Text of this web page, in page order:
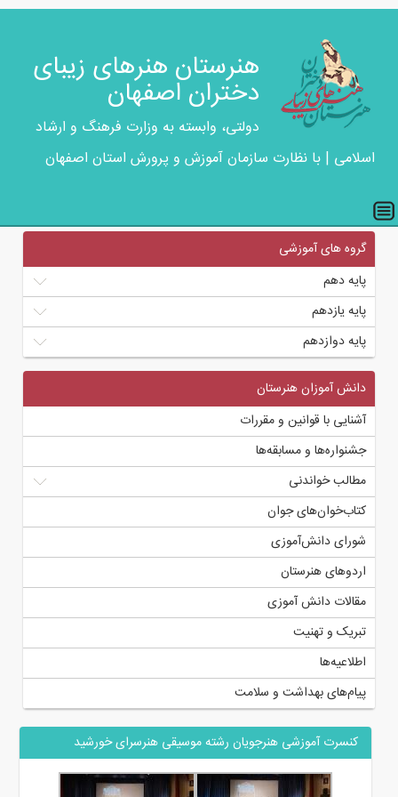
هنرستان هنرهای زیبای
دختران اصفهان
دولتی، وابسته به وزارت فرهنگ و ارشاد
اسلامی | با نظارت سازمان آموزش و پرورش استان اصفهان
گروه های آموزشی
پایه دهم
پایه یازدهم
پایه دوازدهم
دانش آموزان هنرستان
آشنایی با قوانین و مقررات
جشنواره‌ها و مسابقه‌ها
مطالب خواندنی
کتاب‌خوان‌های جوان
شورای دانش‌آموزی
اردوهای هنرستان
مقالات دانش آموزی
تبریک و تهنیت
اطلاعیه‌ها
پیام‌های بهداشت و سلامت
کنسرت آموزشی هنرجویان رشته موسیقی هنرسرای خورشید